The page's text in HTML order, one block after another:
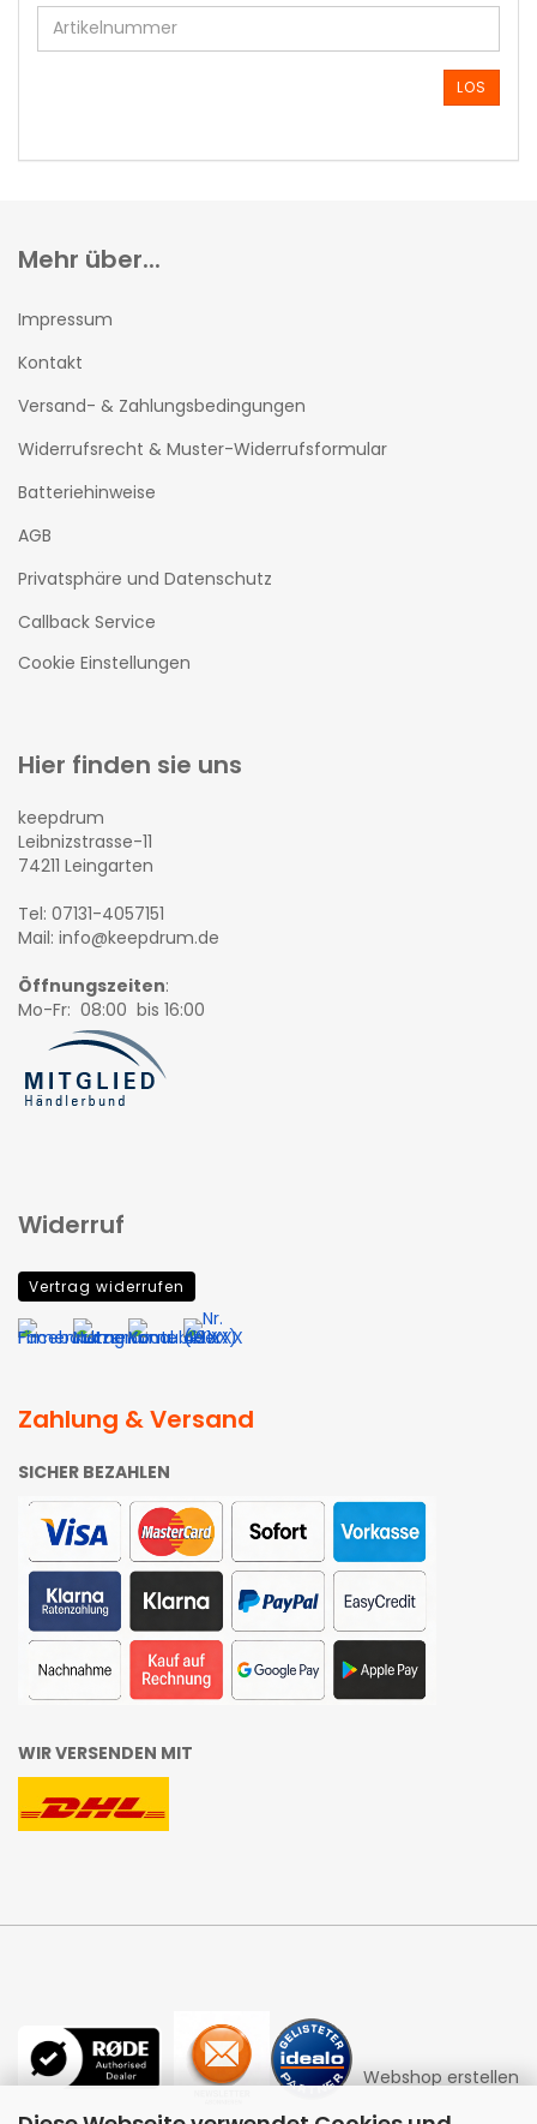
SIE
DIE
ARTIKELNUMMER
EIN.
LOS
Mehr über...
Impressum
Kontakt
Versand- & Zahlungsbedingungen
Widerrufsrecht & Muster-Widerrufsformular
Batteriehinweise
AGB
Privatsphäre und Datenschutz
Callback Service
Cookie Einstellungen
Hier finden sie uns
keepdrum
Leibnizstrasse-11
74211 Leingarten
Tel: 07131-4057151
Mail: info@keepdrum.de
Öffnungszeiten:
Mo-Fr: 08:00 bis 16:00
Widerruf
Vertrag widerrufen
Zahlung & Versand
SICHER BEZAHLEN
WIR VERSENDEN MIT
Webshop erstellen